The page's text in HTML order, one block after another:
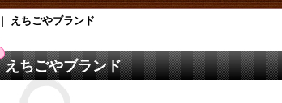
｜ えちごやブランド
えちごやブランド